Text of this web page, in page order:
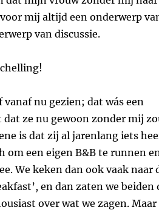
mij altijd een onderwerp
van discussie.
nu gezien; dat wás een
ze nu gewoon zonder mij
is dat zij al jarenlang iets
om een eigen B&B te runnen
We keken dan ook vaak naar
en dan zaten we beiden
over wat we zagen.